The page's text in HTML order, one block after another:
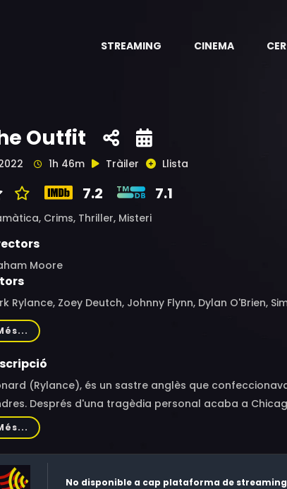
STREAMING CINEMA
Outfit
1h 46m Tràiler Llista
7.2 7.1
Crims, Thriller, Misteri
Moore
Rylance, Zoey Deutch, Johnny Flynn, Dylan O'Brien,
Johnathan McClain, Scoop Wasserstein,
Sf, John Gumley-Mason, Stephen Knox, Lauris
(Rylance), és un sastre anglès que
Després d'una tragèdia personal acaba a
de la ciutat on fa roba elegant per a les úniques
de gàngsters.‎
No disponible a cap plataforma de streaming